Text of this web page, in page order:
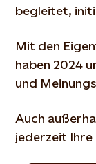
begleitet,
Mit den
haben 2024
und
Auch
jederzeit Ihre